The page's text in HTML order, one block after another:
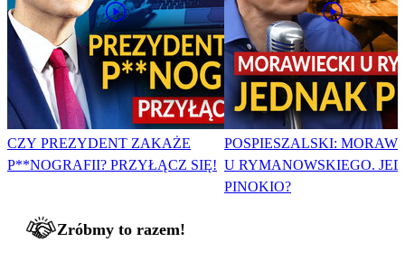
CZY PREZYDENT ZAKAŻE
P**NOGRAFII? PRZYŁĄCZ SIĘ!
POSPIESZALSKI:
U RYMANOWSKIEGO.
PINOKIO?
Zróbmy to razem!